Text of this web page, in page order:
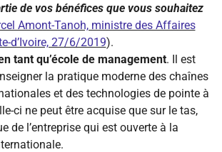
de vos bénéfices que vous souhaitez
Amont-Tanoh, ministre des Affaires
d’Ivoire, 27/6/2019).
tant qu’école de management. Il est
la pratique moderne des chaînes
et des technologies de pointe à
ci ne peut être acquise que sur le tas,
de l’entreprise qui est ouverte à la